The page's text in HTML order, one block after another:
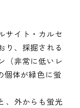
サイト・カルセ
り、採掘される
（非常に低いレ
個体が緑色に蛍
、外からも蛍光